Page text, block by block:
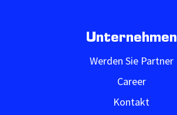
Unternehmen
Werden Sie Partner
Career
Kontakt